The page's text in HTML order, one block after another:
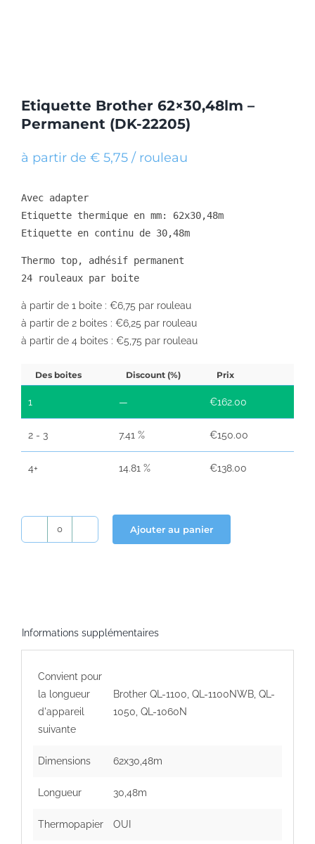
Etiquette Brother 62×30,48lm –
Permanent (DK-22205)
à partir de € 5,75 / rouleau
Avec adapter
Etiquette thermique en mm: 62x30,48m
Etiquette en continu de 30,48m
Thermo top, adhésif permanent
24 rouleaux par boite
à partir de 1 boite : €6,75 par rouleau
à partir de 2 boites : €6,25 par rouleau
à partir de 4 boites : €5,75 par rouleau
Des boites Discount (%) Prix
1 — €162.00
2 - 3 7.41 % €150.00
4+ 14.81 % €138.00
Permanent
22205)
Ajouter au panier
Informations supplémentaires
Convient pour
la longueur
d'appareil
suivante
Brother QL-1100, QL-1100NWB, QL-
1050, QL-1060N
Dimensions 62x30,48m
Longueur 30,48m
Thermopapier OUI